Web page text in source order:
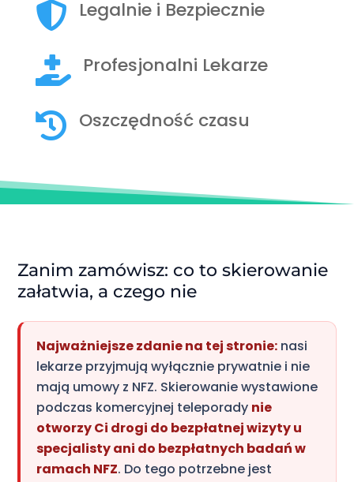
 Legalnie i Bezpiecznie
 Profesjonalni Lekarze
 Oszczędność czasu
Zanim zamówisz: co to skierowanie
załatwia, a czego nie
Najważniejsze zdanie na tej stronie: nasi
lekarze przyjmują wyłącznie prywatnie i nie
mają umowy z NFZ. Skierowanie wystawione
podczas komercyjnej teleporady nie
otworzy Ci drogi do bezpłatnej wizyty u
specjalisty ani do bezpłatnych badań w
ramach NFZ. Do tego potrzebne jest